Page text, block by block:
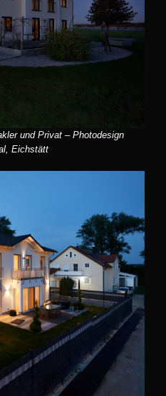
und Privat – Photodesign
Eichstätt